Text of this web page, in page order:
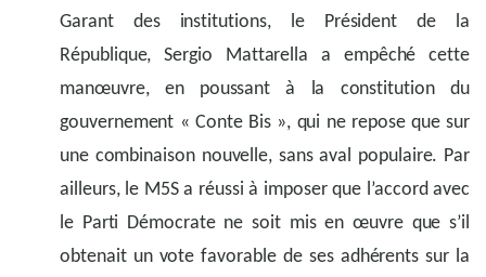
Garant des institutions, le Président de la
République, Sergio Mattarella a empêché cette
manœuvre, en poussant à la constitution du
gouvernement « Conte Bis », qui ne repose que sur
une combinaison nouvelle, sans aval populaire. Par
ailleurs, le M5S a réussi à imposer que l’accord avec
le Parti Démocrate ne soit mis en œuvre que s’il
obtenait un vote favorable de ses adhérents sur la